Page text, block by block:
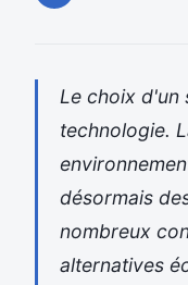
Le choix d'un
technologie.
désormais
nombreux
alternatives